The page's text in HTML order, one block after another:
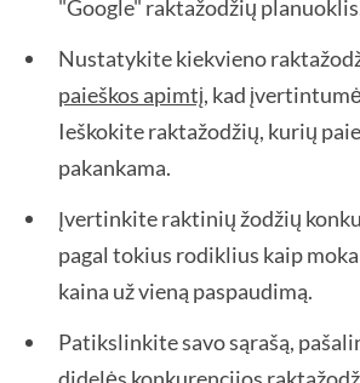
"Google" raktažodžių
Nustatykite kiekvieno
paieškos apimtį, kad
Ieškokite raktažodžių, kurių
pakankama.
Įvertinkite raktinių žodžių
pagal tokius rodiklius kaip
kaina už vieną paspaudimą.
Patikslinkite savo sąrašą,